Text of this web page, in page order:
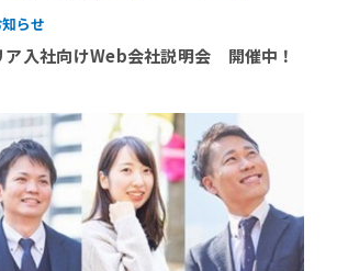
らせ
ア入社向けWeb会社説明会 開催中！